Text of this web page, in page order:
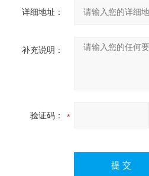
详细地址：
补充说明：
验证码：